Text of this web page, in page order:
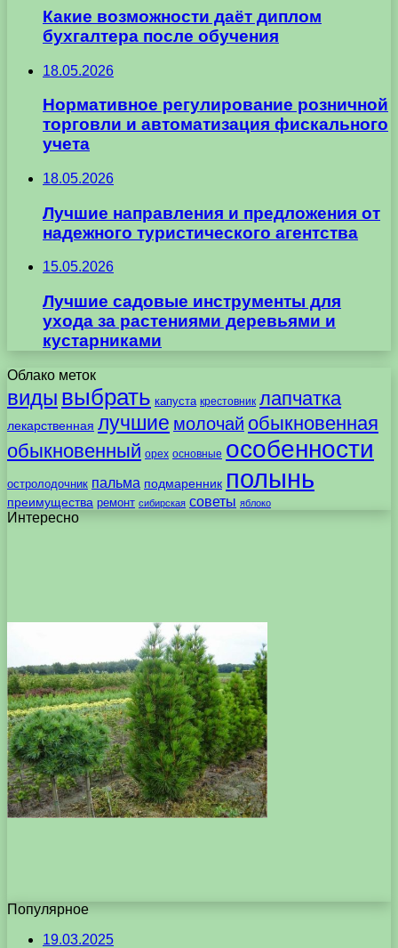
Какие возможности даёт диплом
бухгалтера после обучения
18.05.2026
Нормативное регулирование розничной
торговли и автоматизация фискального
учета
18.05.2026
Лучшие направления и предложения от
надежного туристического агентства
15.05.2026
Лучшие садовые инструменты для
ухода за растениями деревьями и
кустарниками
Облако меток
виды выбрать капуста крестовник лапчатка
лекарственная лучшие молочай обыкновенная
обыкновенный орех основные особенности
остролодочник пальма подмаренник полынь
преимущества ремонт сибирская советы яблоко
Интересно
Популярное
19.03.2025